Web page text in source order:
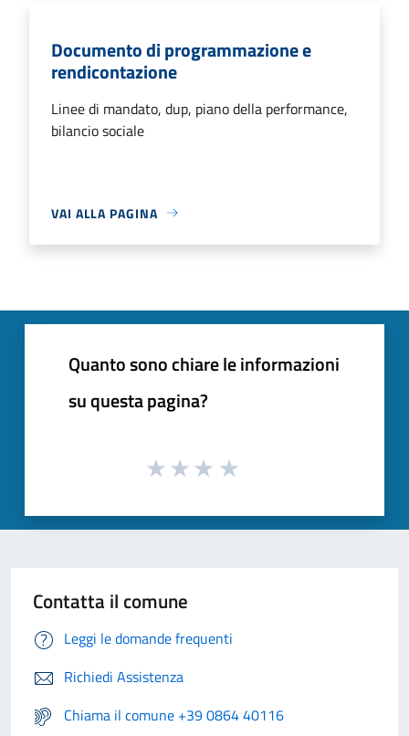
Documento di programmazione e
rendicontazione
Linee di mandato, dup, piano della performance,
bilancio sociale
VAI ALLA PAGINA
Quanto sono chiare le informazioni
su questa pagina?
Contatta il comune
Leggi le domande frequenti
Richiedi Assistenza
Chiama il comune +39 0864 40116